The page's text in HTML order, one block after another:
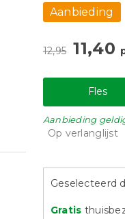
Aanbieding
12,95 11,40
Fles
Aanbieding
Op verlanglijst
Geselecteerd
Gratis